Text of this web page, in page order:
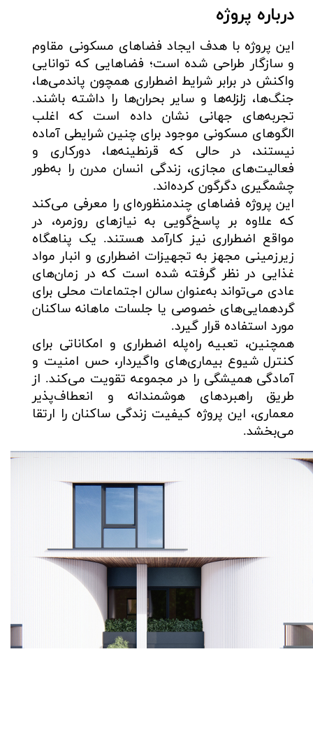
این پروژه با هدف ایجاد فضاهای مسکونی مقاوم
و سازگار طراحی شده است؛ فضاهایی که توانایی
واکنش در برابر شرایط اضطراری همچون پاندمی‌ها،
جنگ‌ها، زلزله‌ها و سایر بحران‌ها را داشته باشند.
تجربه‌های جهانی نشان داده است که اغلب
الگوهای مسکونی موجود برای چنین شرایطی آماده
نیستند، در حالی که قرنطینه‌ها، دورکاری و
فعالیت‌های مجازی، زندگی انسان مدرن را به‌طور
چشمگیری دگرگون کرده‌اند.
این پروژه فضاهای چندمنظوره‌ای را معرفی می‌کند
که علاوه بر پاسخ‌گویی به نیازهای روزمره، در
مواقع اضطراری نیز کارآمد هستند. یک پناهگاه
زیرزمینی مجهز به تجهیزات اضطراری و انبار مواد
غذایی در نظر گرفته شده است که در زمان‌های
عادی می‌تواند به‌عنوان سالن اجتماعات محلی برای
گردهمایی‌های خصوصی یا جلسات ماهانه ساکنان
مورد استفاده قرار گیرد.
همچنین، تعبیه راه‌پله اضطراری و امکاناتی برای
کنترل شیوع بیماری‌های واگیردار، حس امنیت و
آمادگی همیشگی را در مجموعه تقویت می‌کند. از
طریق راهبردهای هوشمندانه و انعطاف‌پذیر
معماری، این پروژه کیفیت زندگی ساکنان را ارتقا
می‌بخشد.
درباره پروژه